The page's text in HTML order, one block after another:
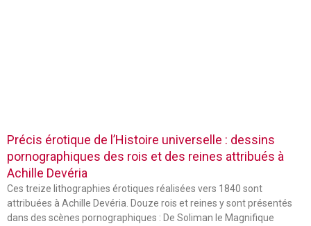
Précis érotique de l’Histoire universelle : dessins
pornographiques des rois et des reines attribués à
Achille Devéria
Ces treize lithographies érotiques réalisées vers 1840 sont
attribuées à Achille Devéria. Douze rois et reines y sont présentés
dans des scènes pornographiques : De Soliman le Magnifique